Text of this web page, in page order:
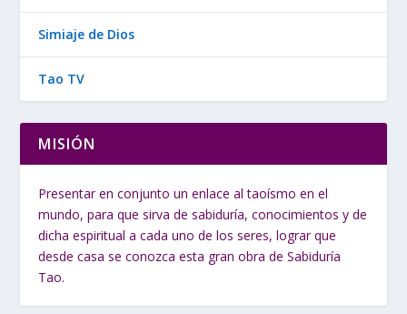
Simiaje de Dios
Tao TV
MISIÓN
Presentar en conjunto un enlace al taoísmo en el
mundo, para que sirva de sabiduría, conocimientos y de
dicha espiritual a cada uno de los seres, lograr que
desde casa se conozca esta gran obra de Sabiduría
Tao.